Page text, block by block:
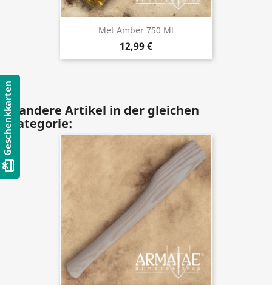
Met Amber 750 Ml
12,99 €
8 andere Artikel in der gleichen
Kategorie:
card_giftcard
Geschenkkarten